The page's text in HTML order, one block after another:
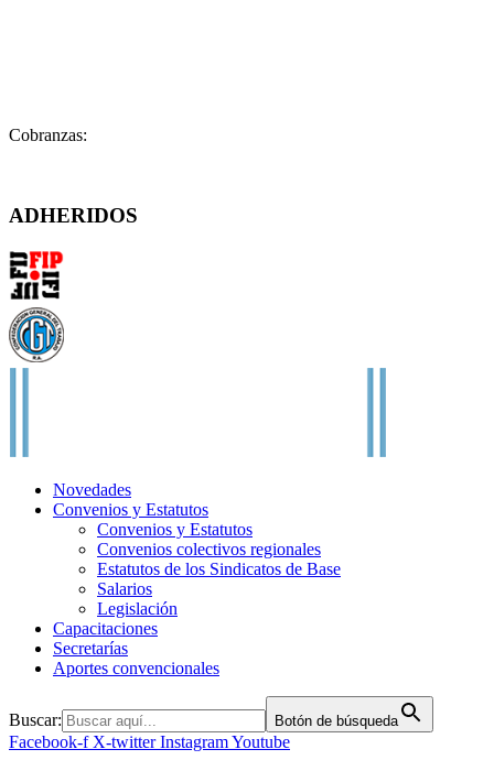
Cobranzas:
ADHERIDOS
Novedades
Convenios y Estatutos
Convenios y Estatutos
Convenios colectivos regionales
Estatutos de los Sindicatos de Base
Salarios
Legislación
Capacitaciones
Secretarías
Aportes convencionales
Buscar: Botón de búsqueda
Facebook-f X-twitter InstagramYoutube